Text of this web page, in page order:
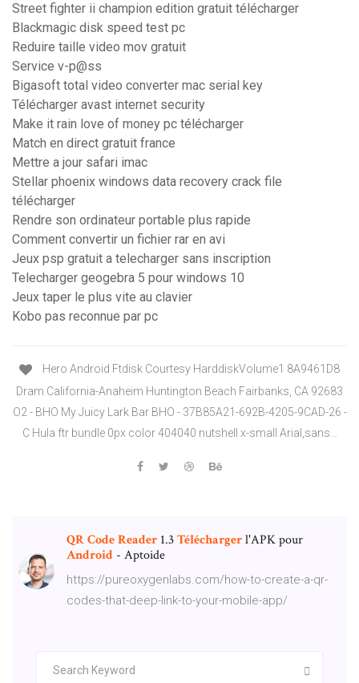
Street fighter ii champion edition gratuit télécharger
Blackmagic disk speed test pc
Reduire taille video mov gratuit
Service v-p@ss
Bigasoft total video converter mac serial key
Télécharger avast internet security
Make it rain love of money pc télécharger
Match en direct gratuit france
Mettre a jour safari imac
Stellar phoenix windows data recovery crack file
télécharger
Rendre son ordinateur portable plus rapide
Comment convertir un fichier rar en avi
Jeux psp gratuit a telecharger sans inscription
Telecharger geogebra 5 pour windows 10
Jeux taper le plus vite au clavier
Kobo pas reconnue par pc
Hero Android Ftdisk Courtesy HarddiskVolume1 8A9461D8
Dram California-Anaheim Huntington Beach Fairbanks, CA 92683
O2 - BHO My Juicy Lark Bar BHO - 37B85A21-692B-4205-9CAD-26 -
C Hula ftr bundle 0px color 404040 nutshell x-small Arial,sans…
QRCodeReader 1.3Téléchargerl'APK pour
Android - Aptoide
https://pureoxygenlabs.com/how-to-create-a-qr-
codes-that-deep-link-to-your-mobile-app/